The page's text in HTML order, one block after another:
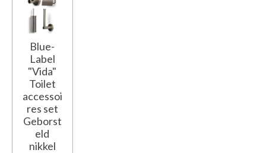
Blue-
Label
"Vida"
Toilet
accessoi
res set
Geborst
eld
nikkel